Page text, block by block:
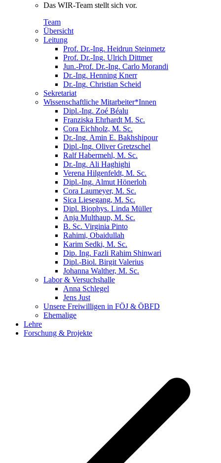
Das WIR-Team stellt sich vor.
Team
Übersicht
Leitung
Prof. Dr.-Ing. Heidrun Steinmetz
Prof. Dr.-Ing. Ulrich Dittmer
Jun.-Prof. Dr.-Ing. Carlo Morandi
Dr.-Ing. Henning Knerr
Dr.-Ing. Christian Scheid
Sekretariat
Wissenschaftliche Mitarbeiter*Innen
Dipl.-Ing. Zoé Béalu
Franziska Ehrhardt M. Sc.
Cora Eichholz, M. Sc.
Dr.-Ing. Amin E. Bakhshipour
Dipl.-Ing. Oliver Gretzschel
Ralf Habermehl, M. Sc.
Dr.-Ing. Ali Haghighi
Verena Hilgenfeldt, M. Sc.
Dipl.-Ing. Almut Hönerloh
Cora Laumeyer, M. Sc.
Sica Liesegang, M. Sc.
Dipl. Biophys. Linda Müller
Anja Multhaup, M. Sc.
B. Sc. Virginia Pinto
Rahimi, Obaidullah
Karim Sedki, M. Sc.
Dip. Ing. Fazli Rahim Shinwari
Dipl.-Biol. Birgit Valerius
Johanna Walther, M. Sc.
Labor & Versuchshalle
Anna Schlegel
Jens Just
Unsere Freiwilligen in FÖJ & ÖBFD
Ehemalige
Lehre
Forschung & Projekte